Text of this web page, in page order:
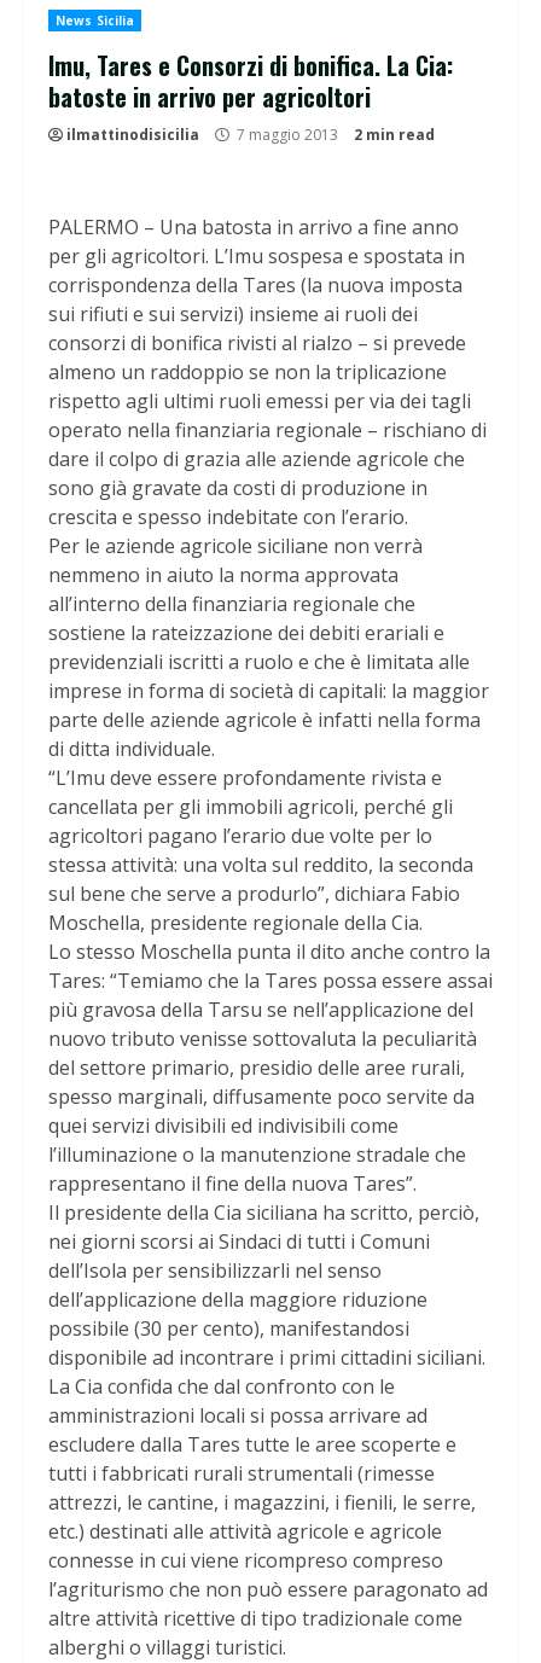
News Sicilia
Imu, Tares e Consorzi di bonifica. La Cia:
batoste in arrivo per agricoltori
ilmattinodisicilia 7 maggio 2013 2 min read
PALERMO – Una batosta in arrivo a fine anno
per gli agricoltori. L’Imu sospesa e spostata in
corrispondenza della Tares (la nuova imposta
sui rifiuti e sui servizi) insieme ai ruoli dei
consorzi di bonifica rivisti al rialzo – si prevede
almeno un raddoppio se non la triplicazione
rispetto agli ultimi ruoli emessi per via dei tagli
operato nella finanziaria regionale – rischiano di
dare il colpo di grazia alle aziende agricole che
sono già gravate da costi di produzione in
crescita e spesso indebitate con l’erario.
Per le aziende agricole siciliane non verrà
nemmeno in aiuto la norma approvata
all’interno della finanziaria regionale che
sostiene la rateizzazione dei debiti erariali e
previdenziali iscritti a ruolo e che è limitata alle
imprese in forma di società di capitali: la maggior
parte delle aziende agricole è infatti nella forma
di ditta individuale.
“L’Imu deve essere profondamente rivista e
cancellata per gli immobili agricoli, perché gli
agricoltori pagano l’erario due volte per lo
stessa attività: una volta sul reddito, la seconda
sul bene che serve a produrlo”, dichiara Fabio
Moschella, presidente regionale della Cia.
Lo stesso Moschella punta il dito anche contro la
Tares: “Temiamo che la Tares possa essere assai
più gravosa della Tarsu se nell’applicazione del
nuovo tributo venisse sottovaluta la peculiarità
del settore primario, presidio delle aree rurali,
spesso marginali, diffusamente poco servite da
quei servizi divisibili ed indivisibili come
l’illuminazione o la manutenzione stradale che
rappresentano il fine della nuova Tares”.
Il presidente della Cia siciliana ha scritto, perciò,
nei giorni scorsi ai Sindaci di tutti i Comuni
dell’Isola per sensibilizzarli nel senso
dell’applicazione della maggiore riduzione
possibile (30 per cento), manifestandosi
disponibile ad incontrare i primi cittadini siciliani.
La Cia confida che dal confronto con le
amministrazioni locali si possa arrivare ad
escludere dalla Tares tutte le aree scoperte e
tutti i fabbricati rurali strumentali (rimesse
attrezzi, le cantine, i magazzini, i fienili, le serre,
etc.) destinati alle attività agricole e agricole
connesse in cui viene ricompreso compreso
l’agriturismo che non può essere paragonato ad
altre attività ricettive di tipo tradizionale come
alberghi o villaggi turistici.